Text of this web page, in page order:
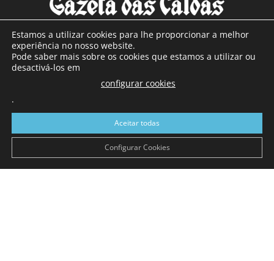
SOBRE NÓS
Com sede nas Caldas da Rainha e mais de 90 anos de
a sul de distrito de Leiria, com mais de 40.000 leitores por
toda a região Oeste. Jornal com distribuição em Portugal
Continental e assinatura online.
Estamos a utilizar cookies para lhe proporcionar a melhor
experiência no nosso website.
Pode saber mais sobre os cookies que estamos a utilizar ou
desactivá-los em
configurar cookies
.
Aceitar todas
Configurar Cookies